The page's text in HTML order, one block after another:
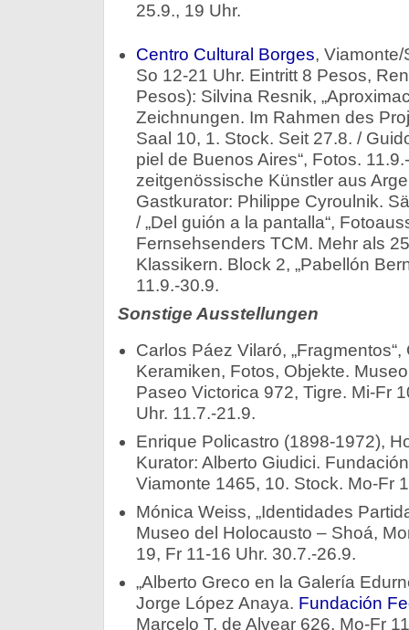
25.9., 19 Uhr.
Centro Cultural Borges,
So 12-21 Uhr. Eintritt 8 Pesos,
Pesos): Silvina Resnik,
Zeichnungen. Im Rahmen des
Saal 10, 1. Stock. Seit 27.8. /
piel de Buenos Aires“, Fotos.
zeitgenössische Künstler aus
Gastkurator: Philippe Cyroulnik.
/ „Del guión a la pantalla“,
Fernsehsenders TCM. Mehr als
Klassikern. Block 2, „Pabellón
11.9.-30.9.
Sonstige Ausstellungen
Carlos Páez Vilaró,
Keramiken, Fotos, Objekte.
Paseo Victorica 972, Tigre. Mi-Fr
Uhr. 11.7.-21.9.
Enrique Policastro (1898-1972),
Kurator: Alberto Giudici.
Viamonte 1465, 10. Stock. Mo-Fr
Mónica Weiss, „Identidades
Museo del Holocausto – Shoá,
19, Fr 11-16 Uhr. 30.7.-26.9.
„Alberto Greco en la Galería
Jorge López Anaya. Fundación
Marcelo T. de Alvear 626. Mo-Fr